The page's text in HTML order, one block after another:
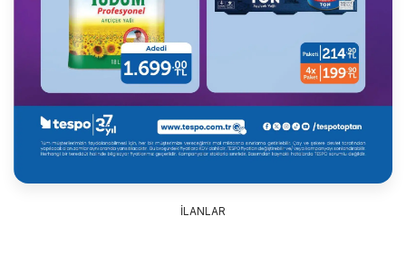
İLANLAR